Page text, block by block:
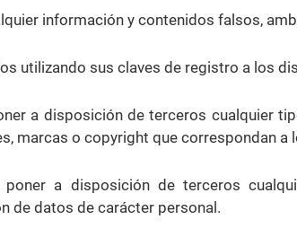
información y contenidos falsos,
utilizando sus claves de registro a los
a disposición de terceros cualquier
marcas o copyright que correspondan
a disposición de terceros
de datos de carácter personal.